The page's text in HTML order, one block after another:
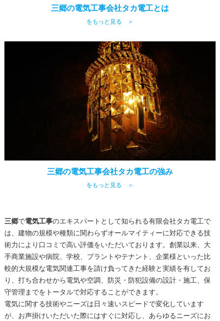
三郷の電気工事会社タカ電工とは
をもっと見る ＞
三郷の電気工事会社タカ電工の強み
をもっと見る ＞
三郷で電気工事のエキスパートとして知られる有限会社タカ電工で
は、建物の規模や種類に関わらずオールマイティーに対応できる技
術力により口コミで高い評価をいただいております。創業以来、大
手商業施設や病院、学校、プラントやテナント、企業様といった比
較的大規模な電気関連工事を請け負ってきた経験と実績を有してお
り、打ち合わせから電気や空調、防災・防犯設備の設計・施工、保
守管理までをトータルで対応することができます。
電気に関する技術やニーズは日々速いスピードで変化しています
が、お声掛けいただいた際にはすぐに対応し、あらゆるニーズにお